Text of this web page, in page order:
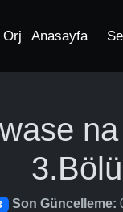
Orj Anasayfa
Son Güncelleme: